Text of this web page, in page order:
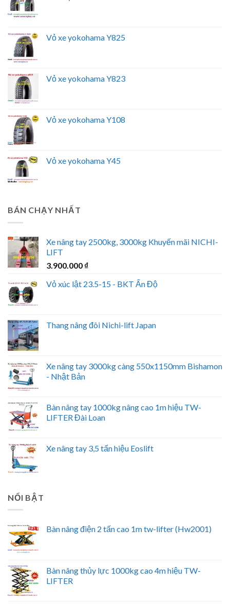
Vỏ xe yokohama Y825
Vỏ xe yokohama Y823
Vỏ xe yokohama Y108
Vỏ xe yokohama Y45
BÁN CHẠY NHẤT
Xe nâng tay 2500kg, 3000kg Khuyến mãi NICHI-
LIFT
3.900.000 ₫
Vỏ xúc lật 23.5-15 - BKT Ấn Độ
Thang nâng đôi Nichi-lift Japan
Xe nâng tay 3000kg càng 550x1150mm Bishamon
- Nhật Bản
Bàn nâng tay 1000kg nâng cao 1m hiệu TW-
LIFTER Đài Loan
Xe nâng tay 3,5 tấn hiệu Eoslift
NỔI BẬT
Bàn nâng điện 2 tấn cao 1m tw-lifter (Hw2001)
Bàn nâng thủy lực 1000kg cao 4m hiệu TW-
LIFTER